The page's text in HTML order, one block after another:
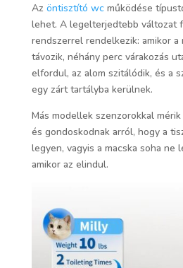
Az öntisztító wcműködése
lehet. A legelterjedtebb változat
rendszerrel rendelkezik: amikor a
távozik, néhány perc várakozás
elfordul, az alom szitálódik, és a
egy zárt tartályba kerülnek.
Más modellek szenzorokkal
és gondoskodnak arról, hogy a
legyen, vagyis a macska soha ne
amikor az elindul.